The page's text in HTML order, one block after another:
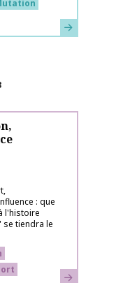
Learn more
: que
l'histoire
se tiendra le
Learn more